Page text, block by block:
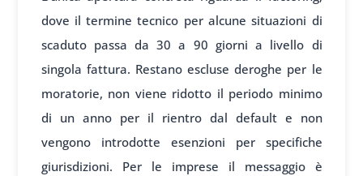
dove il termine tecnico per alcune situazioni di
scaduto passa da 30 a 90 giorni a livello di
singola fattura. Restano escluse deroghe per le
moratorie, non viene ridotto il periodo minimo
di un anno per il rientro dal default e non
vengono introdotte esenzioni per specifiche
giurisdizioni. Per le imprese il messaggio è